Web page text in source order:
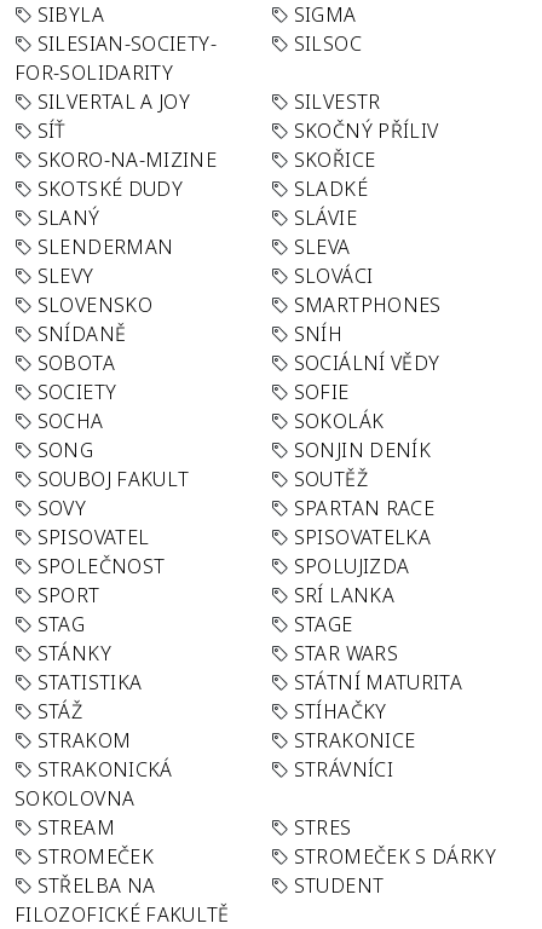
SIBYLA
SIGMA
SILESIAN-SOCIETY-
FOR-SOLIDARITY
SILSOC
SILVERTAL A JOY
SILVESTR
SÍŤ
SKOČNÝ PŘÍLIV
SKORO-NA-MIZINE
SKOŘICE
SKOTSKÉ DUDY
SLADKÉ
SLANÝ
SLÁVIE
SLENDERMAN
SLEVA
SLEVY
SLOVÁCI
SLOVENSKO
SMARTPHONES
SNÍDANĚ
SNÍH
SOBOTA
SOCIÁLNÍ VĚDY
SOCIETY
SOFIE
SOCHA
SOKOLÁK
SONG
SONJIN DENÍK
SOUBOJ FAKULT
SOUTĚŽ
SOVY
SPARTAN RACE
SPISOVATEL
SPISOVATELKA
SPOLEČNOST
SPOLUJIZDA
SPORT
SRÍ LANKA
STAG
STAGE
STÁNKY
STAR WARS
STATISTIKA
STÁTNÍ MATURITA
STÁŽ
STÍHAČKY
STRAKOM
STRAKONICE
STRAKONICKÁ
SOKOLOVNA
STRÁVNÍCI
STREAM
STRES
STROMEČEK
STROMEČEK S DÁRKY
STŘELBA NA
FILOZOFICKÉ FAKULTĚ
STUDENT